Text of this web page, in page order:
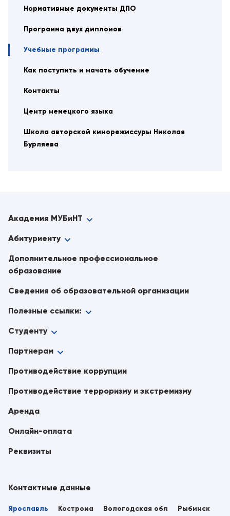
Нормативные документы ДПО
Программа двух дипломов
Учебные программы
Как поступить и начать обучение
Контакты
Центр немецкого языка
Школа авторской кинорежиссуры Николая
Бурляева
Академия МУБиНТ
Абитуриенту
Дополнительное профессиональное
образование
Сведения об образовательной организации
Полезные ссылки:
Студенту
Партнерам
Противодействие коррупции
Противодействие терроризму и экстремизму
Аренда
Онлайн-оплата
Реквизиты
Контактные данные
Ярославль Кострома Вологодская обл Рыбинск